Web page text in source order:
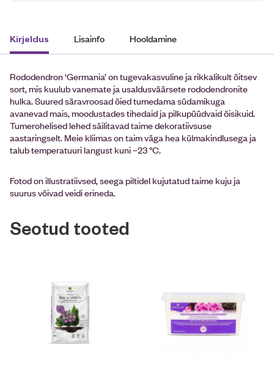
Kirjeldus Lisainfo Hooldamine
Rododendron ‘Germania’ on tugevakasvuline ja rikkalikult õitsev
sort, mis kuulub vanemate ja usaldusväärsete rododendronite
hulka. Suured säravroosad õied tumedama südamikuga
avanevad mais, moodustades tihedaid ja pilkupüüdvaid õisikuid.
Tumerohelised lehed säilitavad taime dekoratiivsuse
aastaringselt. Meie kliimas on taim väga hea külmakindlusega ja
talub temperatuuri langust kuni –23 °C.
Fotod on illustratiivsed, seega piltidel kujutatud taime kuju ja
suurus võivad veidi erineda.
Seotud tooted